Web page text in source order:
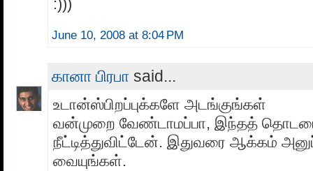
:)))
June 10, 2008 at 8:04 PM
கானா பிரபா said...
உடான்ஸ்பிறப்புக்களே அடங்குங்கள்
வன்முறை வேண்டாமப்பா, இந்தத்
நீட்டித்துவிட்டேன். இதுவரை ஆக்கம்
வையுங்கள்.